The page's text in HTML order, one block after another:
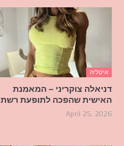
איטליה
דניאלה צוקריני – המאמנת
האישית שהפכה לתופעת רשת
April 25, 2026